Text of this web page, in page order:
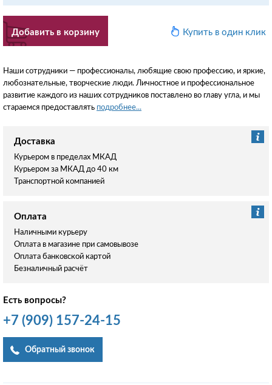
Добавить в корзину Купить в один клик
Наши сотрудники — профессионалы, любящие свою профессию, и яркие,
любознательные, творческие люди. Личностное и профессиональное
развитие каждого из наших сотрудников поставлено во главу угла, и мы
стараемся предоставлять подробнее...
Доставка
Курьером в пределах МКАД
Курьером за МКАД до 40 км
Транспортной компанией
Оплата
Наличными курьеру
Оплата в магазине при самовывозе
Оплата банковской картой
Безналичный расчёт
Есть вопросы?
+7 (909) 157-24-15
Обратный звонок